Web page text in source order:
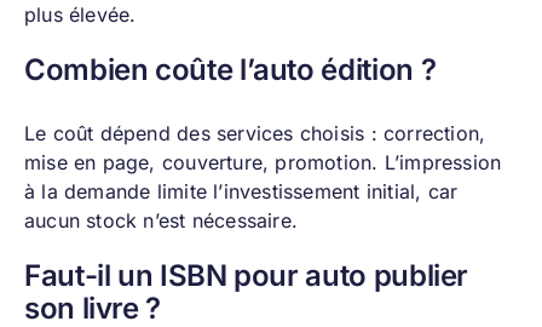
plus élevée.
Combien coûte l’auto édition ?
Le coût dépend des services choisis : correction,
mise en page, couverture, promotion. L’impression
à la demande limite l’investissement initial, car
aucun stock n’est nécessaire.
Faut-il un ISBN pour auto publier
son livre ?